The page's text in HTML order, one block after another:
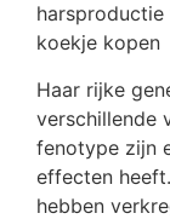
koekje kopen
Haar rijke
verschillende
fenotype zijn
effecten
hebben